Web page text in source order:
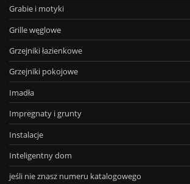
Grabie i motyki
Grille węglowe
Grzejniki łazienkowe
Grzejniki pokojowe
Imadła
Impregnaty i grunty
Instalacje
Inteligentny dom
jeśli nie znasz numeru katalogowego